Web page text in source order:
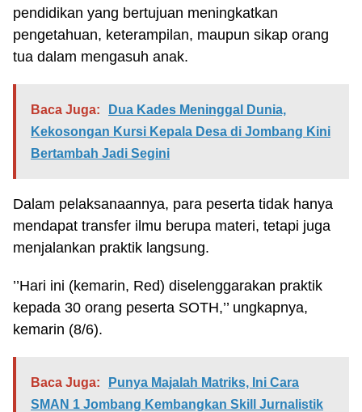
pendidikan yang bertujuan meningkatkan
pengetahuan, keterampilan, maupun sikap orang
tua dalam mengasuh anak.
Baca Juga:
Dua Kades Meninggal Dunia,
Kekosongan Kursi Kepala Desa di Jombang Kini
Bertambah Jadi Segini
Dalam pelaksanaannya, para peserta tidak hanya
mendapat transfer ilmu berupa materi, tetapi juga
menjalankan praktik langsung.
’’Hari ini (kemarin, Red) diselenggarakan praktik
kepada 30 orang peserta SOTH,’’ ungkapnya,
kemarin (8/6).
Baca Juga:
Punya Majalah Matriks, Ini Cara
SMAN 1 Jombang Kembangkan Skill Jurnalistik